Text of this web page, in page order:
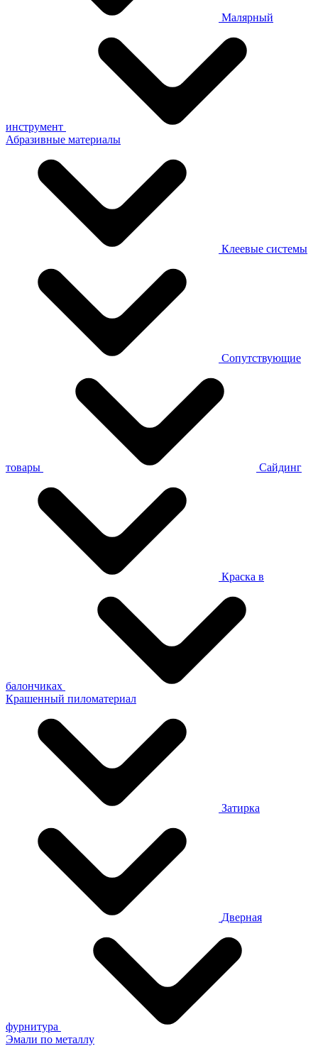
Малярный
инструмент
Абразивные материалы
Клеевые системы
Сопутствующие
товары Сайдинг
Краска в
балончиках
Крашенный пиломатериал
Затирка
Дверная
фурнитура
Эмали по металлу